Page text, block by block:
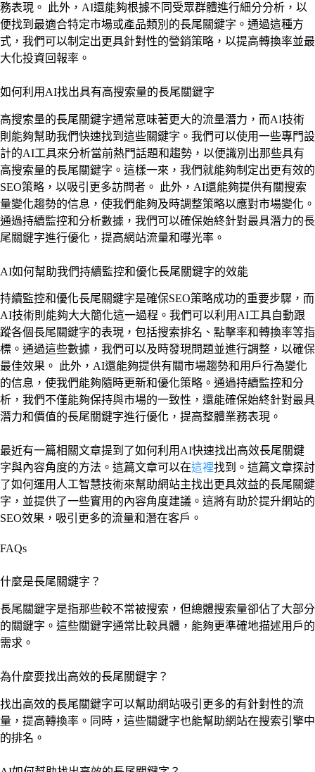
務表現。 此外，AI還能夠根據不同受眾群體進行細分分析，以
便找到最適合特定市場或產品類別的長尾關鍵字。通過這種方
式，我們可以制定出更具針對性的營銷策略，以提高轉換率並最
大化投資回報率。
如何利用AI找出具有高搜索量的長尾關鍵字
高搜索量的長尾關鍵字通常意味著更大的流量潛力，而AI技術
則能夠幫助我們快速找到這些關鍵字。我們可以使用一些專門設
計的AI工具來分析當前熱門話題和趨勢，以便識別出那些具有
高搜索量的長尾關鍵字。這樣一來，我們就能夠制定出更有效的
SEO策略，以吸引更多訪問者。 此外，AI還能夠提供有關搜索
量變化趨勢的信息，使我們能夠及時調整策略以應對市場變化。
通過持續監控和分析數據，我們可以確保始終針對最具潛力的長
尾關鍵字進行優化，提高網站流量和曝光率。
AI如何幫助我們持續監控和優化長尾關鍵字的效能
持續監控和優化長尾關鍵字是確保SEO策略成功的重要步驟，而
AI技術則能夠大大簡化這一過程。我們可以利用AI工具自動跟
蹤各個長尾關鍵字的表現，包括搜索排名、點擊率和轉換率等指
標。通過這些數據，我們可以及時發現問題並進行調整，以確保
最佳效果。 此外，AI還能夠提供有關市場趨勢和用戶行為變化
的信息，使我們能夠隨時更新和優化策略。通過持續監控和分
析，我們不僅能夠保持與市場的一致性，還能確保始終針對最具
潛力和價值的長尾關鍵字進行優化，提高整體業務表現。
最近有一篇相關文章提到了如何利用AI快速找出高效長尾關鍵
字與內容角度的方法。這篇文章可以在這裡找到。這篇文章探討
了如何運用人工智慧技術來幫助網站主找出更具效益的長尾關鍵
字，並提供了一些實用的內容角度建議。這將有助於提升網站的
SEO效果，吸引更多的流量和潛在客戶。
FAQs
什麼是長尾關鍵字？
長尾關鍵字是指那些較不常被搜索，但總體搜索量卻佔了大部分
的關鍵字。這些關鍵字通常比較具體，能夠更準確地描述用戶的
需求。
為什麼要找出高效的長尾關鍵字？
找出高效的長尾關鍵字可以幫助網站吸引更多的有針對性的流
量，提高轉換率。同時，這些關鍵字也能幫助網站在搜索引擎中
的排名。